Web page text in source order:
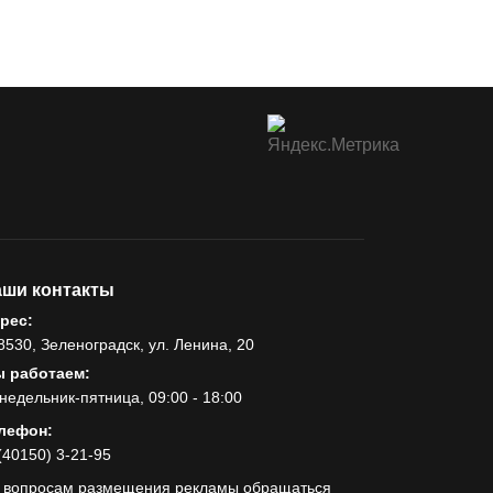
контакты
Зеленоградск, ул. Ленина, 20
работаем:
пятница, 09:00 - 18:00
3-21-95
размещения рекламы обращаться